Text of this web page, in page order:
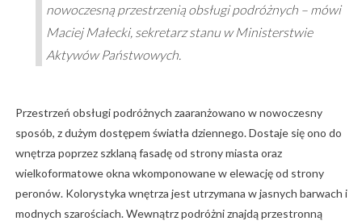
nowoczesną przestrzenią obsługi podróżnych – mówi
Maciej Małecki, sekretarz stanu w Ministerstwie
Aktywów Państwowych.
Przestrzeń obsługi podróżnych zaaranżowano w nowoczesny
sposób, z dużym dostępem światła dziennego. Dostaje się ono do
wnętrza poprzez szklaną fasadę od strony miasta oraz
wielkoformatowe okna wkomponowane w elewację od strony
peronów. Kolorystyka wnętrza jest utrzymana w jasnych barwach i
modnych szarościach. Wewnątrz podróżni znajdą przestronną